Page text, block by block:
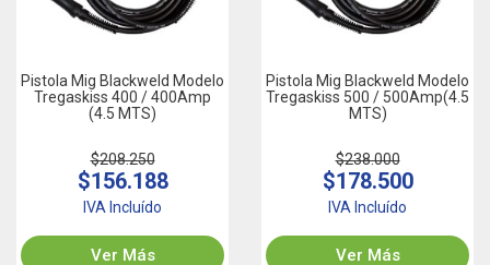
Pistola Mig Blackweld Modelo
Tregaskiss 400 / 400Amp
(4.5 MTS)
$208.250
$156.188
IVA Incluído
Ver Más
Pistola Mig Blackweld Modelo
Tregaskiss 500 / 500Amp(4.5
MTS)
$238.000
$178.500
IVA Incluído
Ver Más